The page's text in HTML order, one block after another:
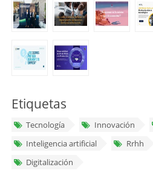
Etiquetas
Tecnología Innovación
Inteligencia artificial
Rrhh
Digitalización